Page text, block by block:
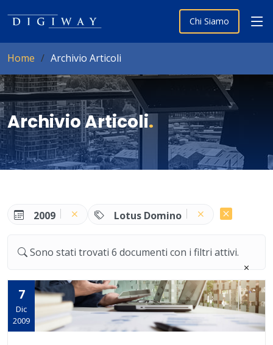
Chi Siamo
Home Archivio Articoli
Archivio Articoli.
2009 Lotus Domino
Sono stati trovati 6 documenti con i filtri attivi.
7
Dic
2009